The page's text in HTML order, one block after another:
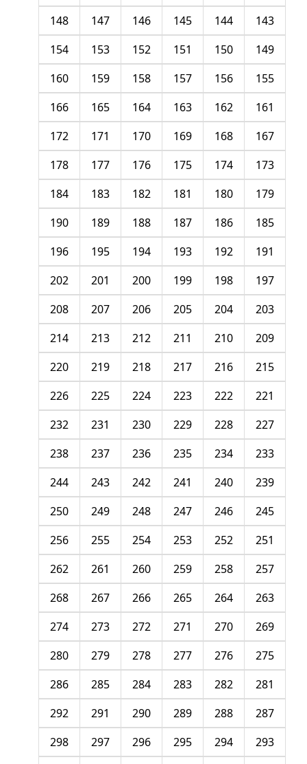
143
144
145
146
147
148
149
150
151
152
153
154
155
156
157
158
159
160
161
162
163
164
165
166
167
168
169
170
171
172
173
174
175
176
177
178
179
180
181
182
183
184
185
186
187
188
189
190
191
192
193
194
195
196
197
198
199
200
201
202
203
204
205
206
207
208
209
210
211
212
213
214
215
216
217
218
219
220
221
222
223
224
225
226
227
228
229
230
231
232
233
234
235
236
237
238
239
240
241
242
243
244
245
246
247
248
249
250
251
252
253
254
255
256
257
258
259
260
261
262
263
264
265
266
267
268
269
270
271
272
273
274
275
276
277
278
279
280
281
282
283
284
285
286
287
288
289
290
291
292
293
294
295
296
297
298